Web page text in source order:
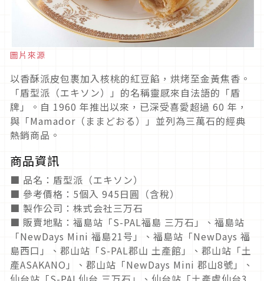
圖片來源
以香酥派皮包裹加入核桃的紅豆餡，烘烤至金黃焦香。
「盾型派（エキソン）」的名稱靈感來自法語的「盾
牌」。自 1960 年推出以來，已深受喜愛超過 60 年，
與「Mamador（ままどおる）」並列為三萬石的經典
熱銷商品。
商品資訊
■ 品名：盾型派（エキソン）
■ 參考價格：5個入 945日圓（含稅）
■ 製作公司：株式会社三万石
■ 販賣地點：福島站「S-PAL福島 三万石」、福島站
「NewDays Mini 福島21号」、福島站「NewDays 福
島西口」、郡山站「S-PAL郡山 土產館」、郡山站「土
產ASAKANO」、郡山站「NewDays Mini 郡山8號」、